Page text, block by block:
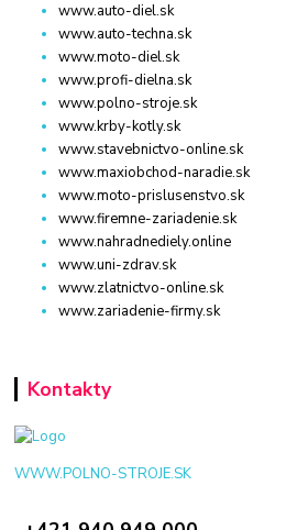
www.auto-diel.sk
www.auto-techna.sk
www.moto-diel.sk
www.profi-dielna.sk
www.polno-stroje.sk
www.krby-kotly.sk
www.stavebnictvo-online.sk
www.maxiobchod-naradie.sk
www.moto-prislusenstvo.sk
www.firemne-zariadenie.sk
www.nahradnediely.online
www.uni-zdrav.sk
www.zlatnictvo-online.sk
www.zariadenie-firmy.sk
Kontakty
WWW.POLNO-STROJE.SK